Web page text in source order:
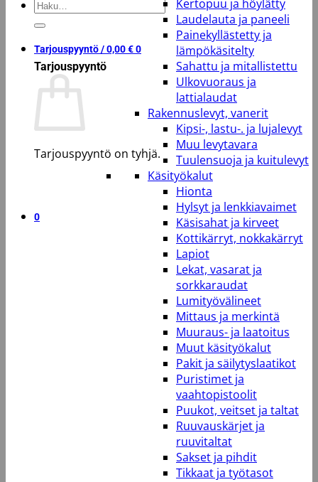
Etsi:
Tarjouspyyntö /0,00€0
Tarjouspyyntö
Tarjouspyyntö on tyhjä.
0
Kertopuu ja höylätty
Laudelauta ja paneeli
Painekyllästetty ja
lämpökäsitelty
Sahattu ja mitallistettu
Ulkovuoraus ja
lattialaudat
Rakennuslevyt, vanerit
Kipsi-, lastu-. ja lujalevyt
Muu levytavara
Tuulensuoja ja kuitulevyt
Käsityökalut
Hionta
Hylsyt ja lenkkiavaimet
Käsisahat ja kirveet
Kottikärryt, nokkakärryt
Lapiot
Lekat, vasarat ja
sorkkaraudat
Lumityövälineet
Mittaus ja merkintä
Muuraus- ja laatoitus
Muut käsityökalut
Pakit ja säilytyslaatikot
Puristimet ja
vaahtopistoolit
Puukot, veitset ja taltat
Ruuvauskärjet ja
ruuvitaltat
Sakset ja pihdit
Tikkaat ja työtasot